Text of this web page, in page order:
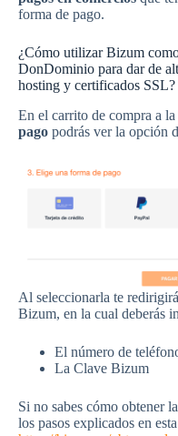
forma de pago.
¿Cómo utilizar Bizum
DonDominio para dar de
hosting y certificados SSL?
En el carrito de compra a
pago podrás ver la opción
Al seleccionarla te
Bizum, en la cual deberás
El número de
La Clave Bizum
Si no sabes cómo obtener
los pasos explicados en